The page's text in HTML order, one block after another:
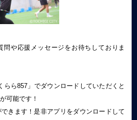
問や応援メッセージをお待ちしておりま
らら857」でダウンロードしていただくと
可能です！
きます！是非アプリをダウンロードして